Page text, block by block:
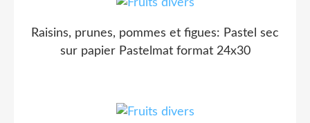
Raisins, prunes, pommes et figues: Pastel sec
sur papier Pastelmat format 24x30